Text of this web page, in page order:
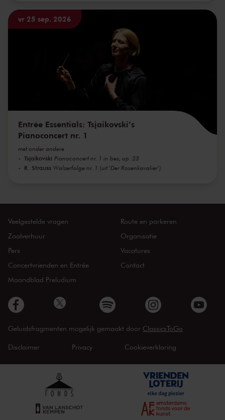
vr 25 sep. 2026
Entrée Essentials: Tsjaikovski’s
Pianoconcert nr. 1
met onder andere
Tsjaikovski Pianoconcert nr. 1 in bes, op. 23
R. Strauss Walzerfolge nr. 1 (uit 'Der Rosenkavalier')
Veelgestelde vragen
Zaalverhuur
Pers
Concertvrienden en Entrée
Maandblad Preludium
Route en parkeren
Organisatie
Vacatures
Contact
Geluidsfragmenten mogelijk gemaakt door ClassicsToGo
Disclaimer Privacy Cookieverklaring